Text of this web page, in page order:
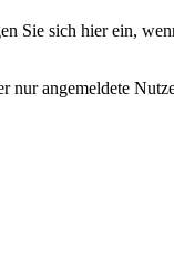
Sie sich hier ein,
nur angemeldete